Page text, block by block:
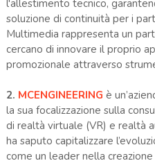
l'allestimento tecnico,
soluzione di continuità per i
Multimedia rappresenta un
cercano di innovare il proprio
promozionale attraverso
2. MCENGINEERING è
la sua focalizzazione sulla
di realtà virtuale (VR) e realtà
ha saputo capitalizzare
come un leader nella